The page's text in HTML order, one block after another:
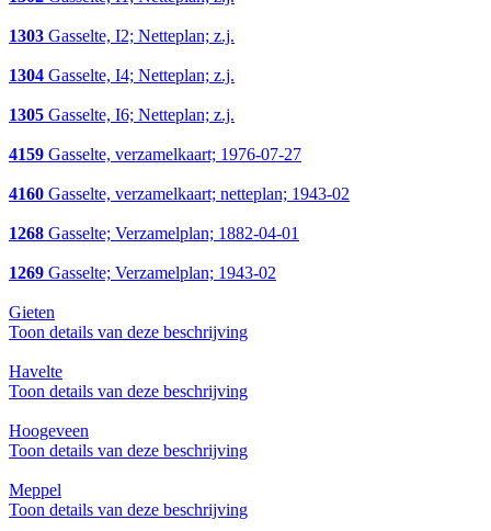
1303 Gasselte, I2; Netteplan; z.j.
1304 Gasselte, I4; Netteplan; z.j.
1305 Gasselte, I6; Netteplan; z.j.
4159 Gasselte, verzamelkaart; 1976-07-27
4160 Gasselte, verzamelkaart; netteplan; 1943-02
1268 Gasselte; Verzamelplan; 1882-04-01
1269 Gasselte; Verzamelplan; 1943-02
Gieten
Toon details van deze beschrijving
Havelte
Toon details van deze beschrijving
Hoogeveen
Toon details van deze beschrijving
Meppel
Toon details van deze beschrijving